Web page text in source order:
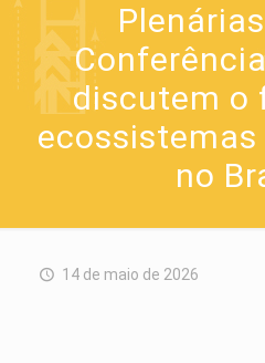
discutem o
no
14 de maio de 2026